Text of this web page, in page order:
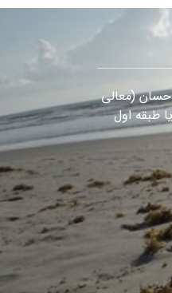
(معالی
طبقه اول